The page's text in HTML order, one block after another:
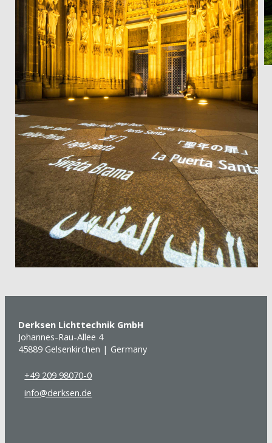
Derksen Lichttechnik GmbH
Johannes-Rau-Allee 4
45889 Gelsenkirchen | Germany
+49 209 98070-0
info@derksen.de